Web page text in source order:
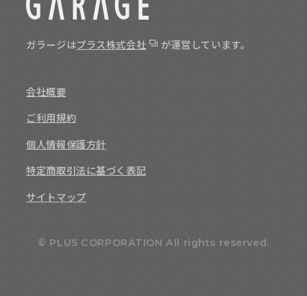
ガラージはプラス株式会社 が運営しています。
会社概要
ご利用規約
個人情報保護方針
特定商取引法に基づく表記
サイトマップ
© PLUS CORPORATION All rights reserved.